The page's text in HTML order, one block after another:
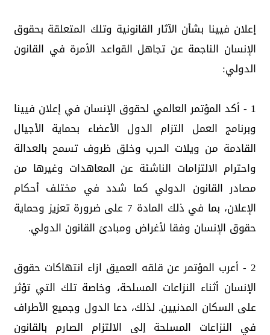
إعلان فيينا بشأن الآثار القانونية وتلك المتعلقة بحقوق
الإنسان الناجمة عن تجاهل القواعد الأمرة في القانون
الدولي:
1 - أكد المؤتمر العالمي لحقوق الإنسان في إعلان فيينا
وبرنامج العمل التزام الدول الأعضاء بحماية الأجيال
القادمة من ويلات الحرب وخلق ظروف تسمح بالعدالة
واحترام الالتزامات الناشئة عن المعاهدات وغيرها من
مصادر القانون الدولي كما شدد في مختلف أحكام
الإعلان، بما في ذلك المادة 7 على ضرورة تعزيز وحماية
حقوق الإنسان وفقا لأغراض ومبادئ القانون الدولي.
2 - أعرب المؤتمر عن قلقه العميق ازاء انتهاكات حقوق
الإنسان أثناء النزاعات المسلحة، وخاصة تلك التي تؤثر
على السكان المدنيين. لذلك، دعا الدول وجميع الأطراف
في النزاعات المسلحة إلى الالتزام الصارم بالقانون